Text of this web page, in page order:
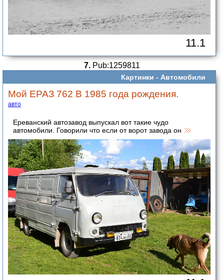
11.1
7. Pub:1259811
Картинки - Автомобили
Мой ЕРАЗ 762 В 1985 года рождения.
авто
Ереванский автозавод выпускал вот такие чудо
автомобили. Говорили что если от ворот завода он